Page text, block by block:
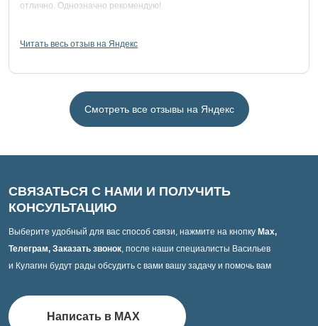
отлично. Однозначно рекомендую!
Читать весь отзыв на Яндекс
Смотреть все отзывы на Яндекс
СВЯЗАТЬСЯ С НАМИ И ПОЛУЧИТЬ
КОНСУЛЬТАЦИЮ
Выберите удобный для вас способ связи, нажмите на кнопку Max,
Телеграм, Заказать звонок, после наши специалисты Васильев
и Кулагин будут рады обсудить с вами вашу задачу и помочь вам
Написать в MAX